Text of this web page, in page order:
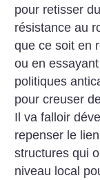
pour retisser
résistance au
que ce soit en
ou en
politiques
pour creuser
Il va falloir
repenser le
structures qui
niveau local